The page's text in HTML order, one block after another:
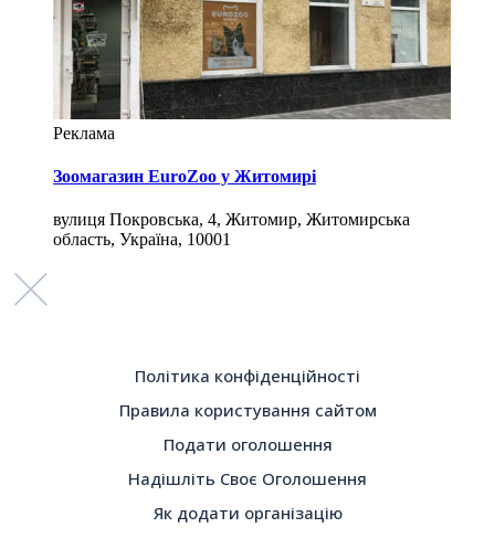
Реклама
Зоомагазин EuroZoo у Житомирі
вулиця Покровська, 4, Житомир, Житомирська
область, Україна, 10001
Політика конфіденційності
Правила користування сайтом
Подати оголошення
Надішліть Своє Оголошення
Як додати організацію